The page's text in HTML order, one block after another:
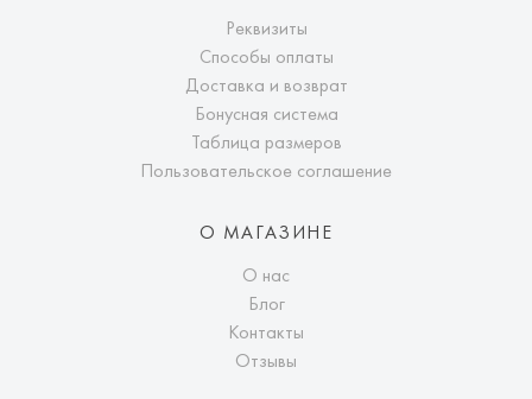
Реквизиты
Способы оплаты
Доставка и возврат
Бонусная система
Таблица размеров
Пользовательское соглашение
О МАГАЗИНЕ
О нас
Блог
Контакты
Отзывы